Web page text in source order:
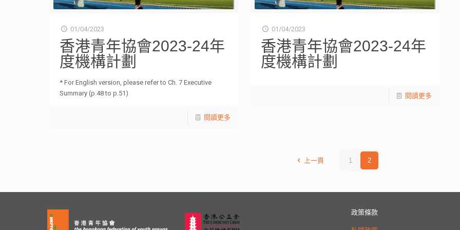
01/04/2023
香港青年協會2023-24年
度機構計劃
* For English version, please refer to Ch. 7 Executive
Summary (p.48 to p.51)
閱讀更多
01/04/2023
香港青年協會2023-24年
度機構計劃
閱讀更多
上一頁 1 2
政策條款